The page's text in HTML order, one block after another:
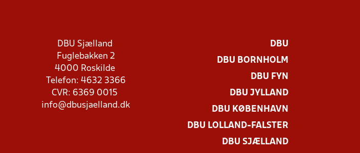
DBU Sjælland
Fuglebakken 2
4000 Roskilde
Telefon: 4632 3366
CVR: 6369 0015
info@dbusjaelland.dk
DBU
DBU BORNHOLM
DBU FYN
DBU JYLLAND
DBU KØBENHAVN
DBU LOLLAND-FALSTER
DBU SJÆLLAND